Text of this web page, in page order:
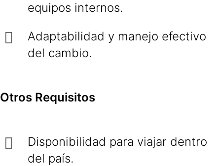
equipos internos.
Adaptabilidad y manejo efectivo
del cambio.
Otros Requisitos
Disponibilidad para viajar dentro
del país.